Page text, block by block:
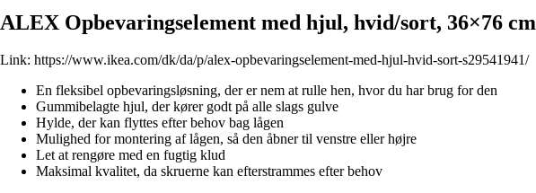
ALEX Opbevaringselement med hjul, hvid/sort, 36×76 cm
Link: https://www.ikea.com/dk/da/p/alex-opbevaringselement-med-hjul-hvid-sort-s29541941/
En fleksibel opbevaringsløsning, der er nem at rulle hen, hvor du har brug for den
Gummibelagte hjul, der kører godt på alle slags gulve
Hylde, der kan flyttes efter behov bag lågen
Mulighed for montering af lågen, så den åbner til venstre eller højre
Let at rengøre med en fugtig klud
Maksimal kvalitet, da skruerne kan efterstrammes efter behov